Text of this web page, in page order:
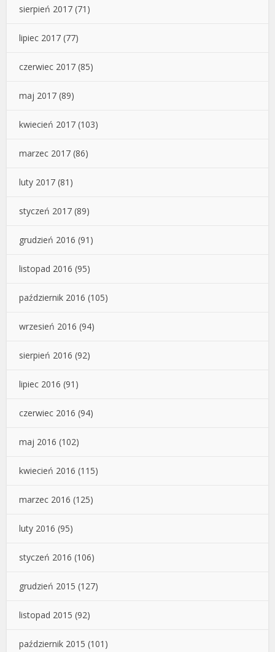
sierpień 2017 (71)
lipiec 2017 (77)
czerwiec 2017 (85)
maj 2017 (89)
kwiecień 2017 (103)
marzec 2017 (86)
luty 2017 (81)
styczeń 2017 (89)
grudzień 2016 (91)
listopad 2016 (95)
październik 2016 (105)
wrzesień 2016 (94)
sierpień 2016 (92)
lipiec 2016 (91)
czerwiec 2016 (94)
maj 2016 (102)
kwiecień 2016 (115)
marzec 2016 (125)
luty 2016 (95)
styczeń 2016 (106)
grudzień 2015 (127)
listopad 2015 (92)
październik 2015 (101)